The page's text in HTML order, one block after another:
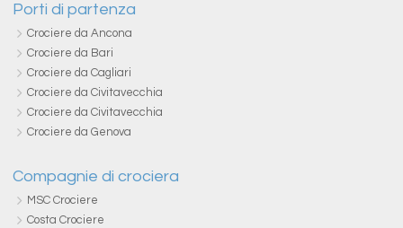
Porti di partenza
Crociere da Ancona
Crociere da Bari
Crociere da Cagliari
Crociere da Civitavecchia
Crociere da Civitavecchia
Crociere da Genova
Compagnie di crociera
MSC Crociere
Costa Crociere